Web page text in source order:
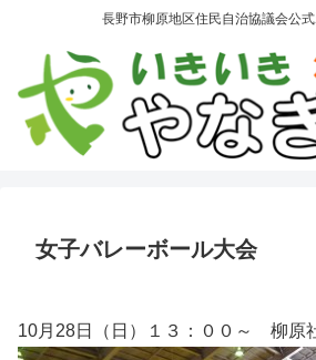
長野市柳原地区住民自治協議会公
女子バレーボール大会
10月28日（日）１３：００～ 柳原